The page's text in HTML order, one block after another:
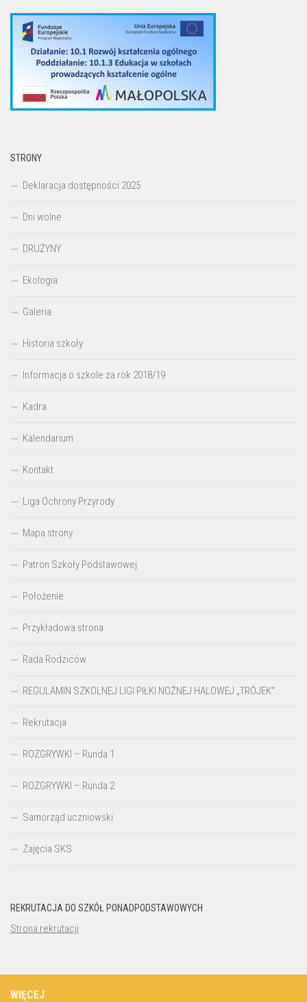
STRONY
Deklaracja dostępności 2025
Dni wolne
DRUŻYNY
Ekologia
Galeria
Historia szkoły
Informacja o szkole za rok 2018/19
Kadra
Kalendarium
Kontakt
Liga Ochrony Przyrody
Mapa strony
Patron Szkoły Podstawowej
Położenie
Przykładowa strona
Rada Rodziców
REGULAMIN SZKOLNEJ LIGI PIŁKI NOŻNEJ HALOWEJ „TRÓJEK”
Rekrutacja
ROZGRYWKI – Runda 1
ROZGRYWKI – Runda 2
Samorząd uczniowski
Zajęcia SKS
REKRUTACJA DO SZKÓŁ PONADPODSTAWOWYCH
Strona rekrutacji
WIĘCEJ